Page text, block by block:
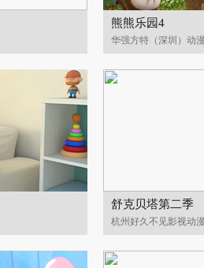
熊熊乐园4
华强方特（深圳）动
舒克贝塔第二季
杭州好久不见影视动